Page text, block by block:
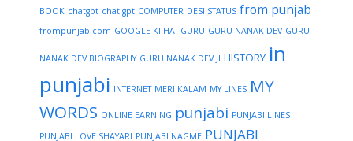
BOOK chatgpt chat gpt COMPUTER DESI STATUS from punjab
frompunjab.com GOOGLE KI HAI GURU GURU NANAK DEV GURU
NANAK DEV BIOGRAPHY GURU NANAK DEV JI HISTORY in
punjabi INTERNET MERI KALAM MY LINES MY
WORDS ONLINE EARNING punjabi PUNJABI LINES
PUNJABI LOVE SHAYARI PUNJABI NAGME PUNJABI